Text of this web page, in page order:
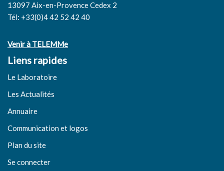
13097 Aix-en-Provence Cedex 2
Tél: +33(0)4 42 52 42 40
Venir à TELEMMe
Liens rapides
Le Laboratoire
Les Actualités
Annuaire
Communication et logos
Plan du site
Se connecter